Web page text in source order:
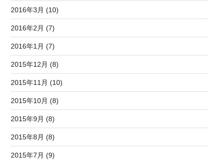
2016年3月 (10)
2016年2月 (7)
2016年1月 (7)
2015年12月 (8)
2015年11月 (10)
2015年10月 (8)
2015年9月 (8)
2015年8月 (8)
2015年7月 (9)